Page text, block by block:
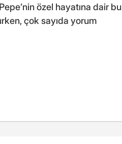
özel hayatına dair bu
çok sayıda yorum